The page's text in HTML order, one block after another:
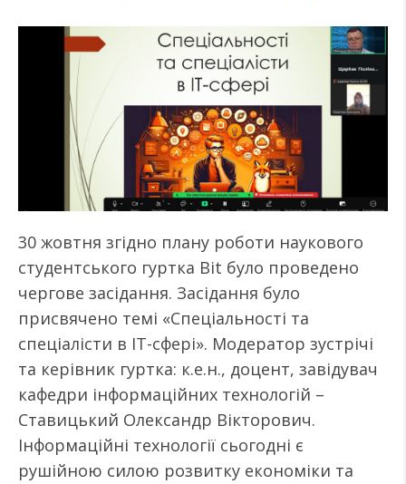
30 жовтня згідно плану роботи наукового
студентського гуртка Bit було проведено
чергове засідання. Засідання було
присвячено темі «Спеціальності та
спеціалісти в ІТ-сфері». Модератор зустрічі
та керівник гуртка: к.е.н., доцент, завідувач
кафедри інформаційних технологій –
Ставицький Олександр Вікторович.
Інформаційні технології сьогодні є
рушійною силою розвитку економіки та